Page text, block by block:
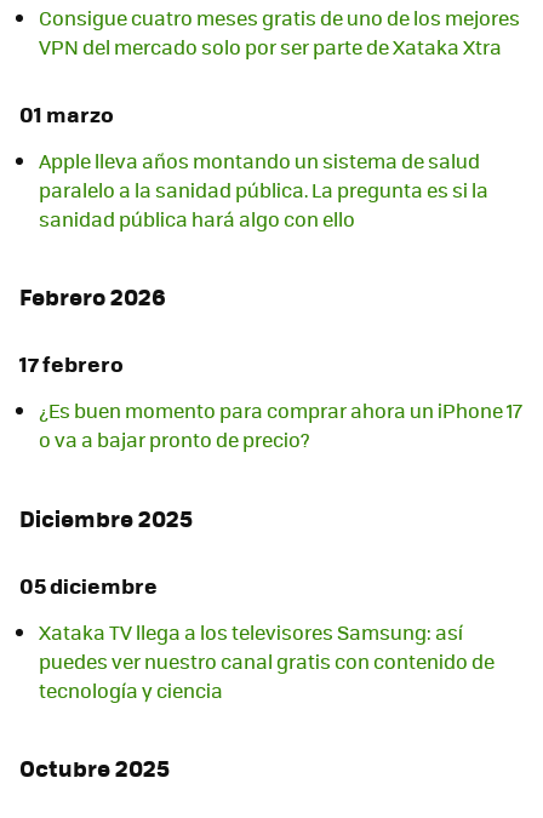
Consigue cuatro meses gratis de uno de los mejores
VPN del mercado solo por ser parte de Xataka Xtra
01 marzo
Apple lleva años montando un sistema de salud
paralelo a la sanidad pública. La pregunta es si la
sanidad pública hará algo con ello
Febrero 2026
17 febrero
¿Es buen momento para comprar ahora un iPhone 17
o va a bajar pronto de precio?
Diciembre 2025
05 diciembre
Xataka TV llega a los televisores Samsung: así
puedes ver nuestro canal gratis con contenido de
tecnología y ciencia
Octubre 2025